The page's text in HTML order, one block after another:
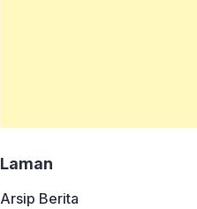
Laman
Arsip Berita